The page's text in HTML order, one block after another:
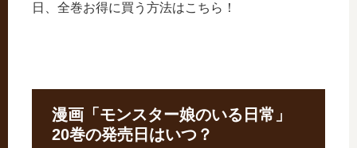
日、全巻お得に買う方法はこちら！
漫画「モンスター娘のいる日常」
20巻の発売日はいつ？